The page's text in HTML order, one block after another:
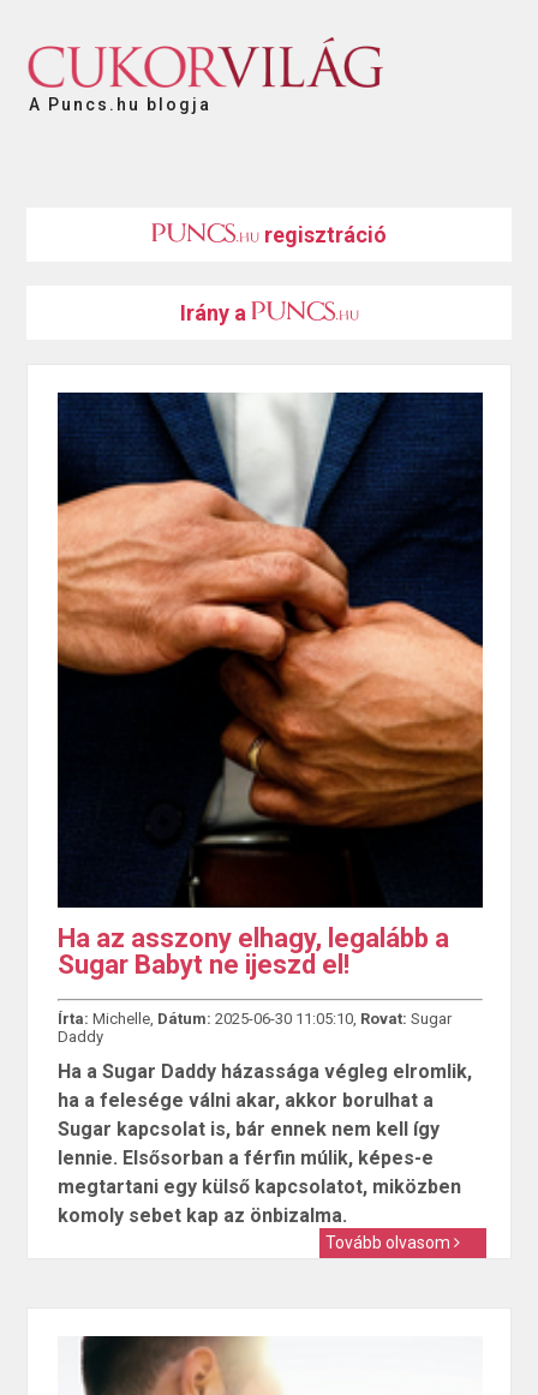
A Puncs.hu blogja
regisztráció
Irány a
Ha az asszony elhagy, legalább a
Sugar Babyt ne ijeszd el!
Írta: Michelle, Dátum: 2025-06-30 11:05:10, Rovat: Sugar
Daddy
Ha a Sugar Daddy házassága végleg elromlik,
ha a felesége válni akar, akkor borulhat a
Sugar kapcsolat is, bár ennek nem kell így
lennie. Elsősorban a férfin múlik, képes-e
megtartani egy külső kapcsolatot, miközben
komoly sebet kap az önbizalma.
Tovább olvasom